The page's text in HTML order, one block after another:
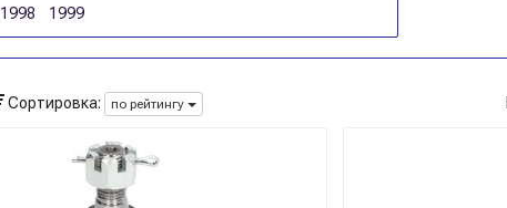
1998 1999
Сортировка: по рейтингу